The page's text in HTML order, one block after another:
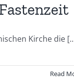
Kirche die
Read